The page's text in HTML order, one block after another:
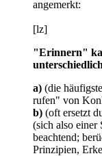
angemerkt:
[lz]
"Erinnern"
a) (die
rufen" von
b) (oft ersetzt
(sich also einer
beachtend;
Prinzipien,